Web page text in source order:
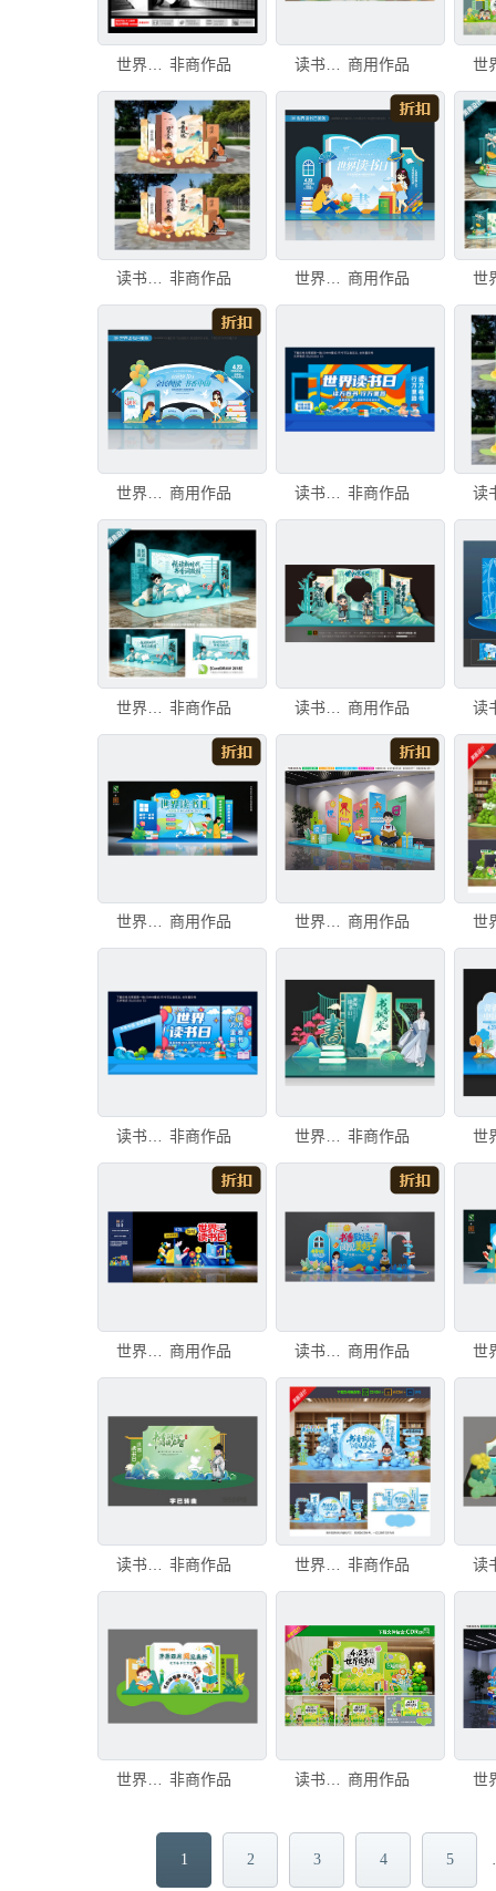
非商作品 读书日美陈 商用作品
读书日美陈 非商作品 世界读书日美陈 商用作品
商用作品 读书节美陈布置 非商作品
非商作品 读书日美陈拍照框 商用作品
世界读书日美陈 商用作品 世界读书日美陈 商用作品
非商作品 世界读书日美陈 非商作品
商用作品 读书日美陈 商用作品
读书日美陈 非商作品 世界读书日美陈 非商作品
非商作品 读书日美陈 商用作品
1 2 3 4 5